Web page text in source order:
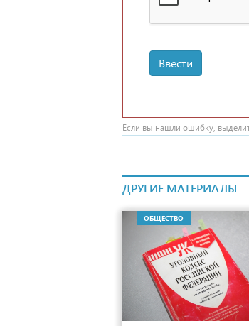
Ввести
Если вы нашли ошибку,
ДРУГИЕ МАТЕРИАЛЫ
ОБЩЕСТВО